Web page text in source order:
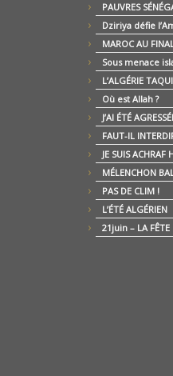
PAUVRES
Dziriya défie
MAROC AU
Sous menace
L’ALGÉRIE
Où est Allah ?
J’AI ÉTÉ
FAUT-IL
JE SUIS ACHRAF
MÉLENCHON
PAS DE CLIM !
L’ÉTÉ ALGÉRIEN
21juin – LA FÊTE